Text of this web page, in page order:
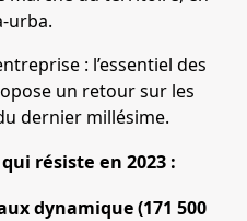
urba.
: l’essentiel des
un retour sur les
dernier millésime.
résiste en 2023 :
dynamique (171 500